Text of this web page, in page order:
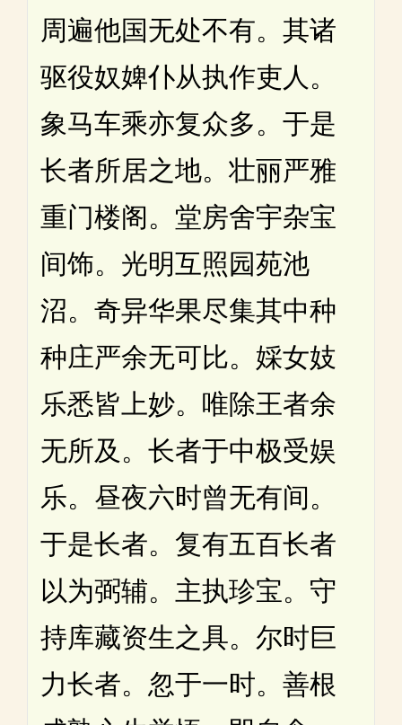
周遍他国无处不有。其诸
驱役奴婢仆从执作吏人。
象马车乘亦复众多。于是
长者所居之地。壮丽严雅
重门楼阁。堂房舍宇杂宝
间饰。光明互照园苑池
沼。奇异华果尽集其中种
种庄严余无可比。婇女妓
乐悉皆上妙。唯除王者余
无所及。长者于中极受娱
乐。昼夜六时曾无有间。
于是长者。复有五百长者
以为弼辅。主执珍宝。守
持库藏资生之具。尔时巨
力长者。忽于一时。善根